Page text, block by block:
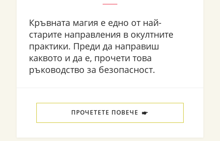
Кръвната магия е едно от най-
старите направления в окултните
практики. Преди да направиш
каквото и да е, прочети това
ръководство за безопасност.
ПРОЧЕТЕТЕ ПОВЕЧЕ